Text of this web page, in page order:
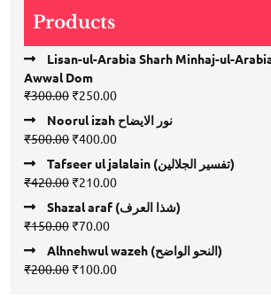
Products
Lisan-ul-Arabia Sharh Minhaj-ul-
Awwal Dom
₹300.00 Original
was:
₹300.00.
₹250.00Current
price
is:
Noorul izah نور الایضاح
₹500.00 Original
was:
₹500.00.
₹400.00Current
is:
Tafseer ul jalalain (تفسیر الجلالین)
₹420.00 Original
was:
₹420.00.
₹210.00Current
is:
Shazal araf (شذا العرف)
₹150.00 Original
was:
₹150.00.
₹70.00Current
is:
₹70.00.
Alhnehwul wazeh (النحو الواضح)
₹200.00 Original
₹100.00Current